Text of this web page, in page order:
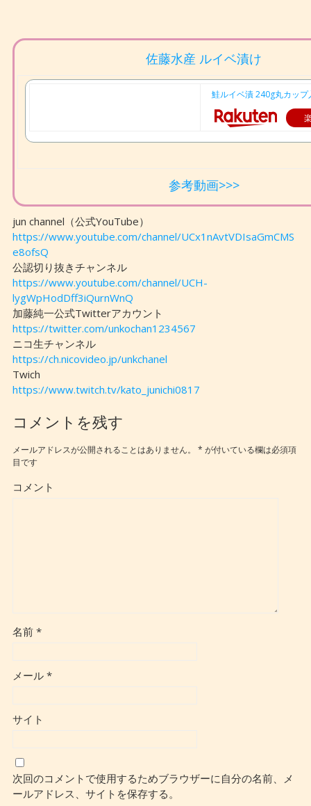
佐藤水産 ルイベ漬け
鮭ルイベ漬 240g丸カップ
参考動画>>>
jun channel（公式YouTube）
https://www.youtube.com/channel/UCx1nAvtVDIsaGmCMS
e8ofsQ
公認切り抜きチャンネル
https://www.youtube.com/channel/UCH-
lygWpHodDff3iQurnWnQ
加藤純一公式Twitterアカウント
https://twitter.com/unkochan1234567
ニコ生チャンネル
https://ch.nicovideo.jp/unkchanel
Twich
https://www.twitch.tv/kato_junichi0817
コメントを残す
メールアドレスが公開されることはありません。 * が付いている欄は必須項
目です
コメント
名前 *
メール *
サイト
次回のコメントで使用するためブラウザーに自分の名前、メ
ールアドレス、サイトを保存する。